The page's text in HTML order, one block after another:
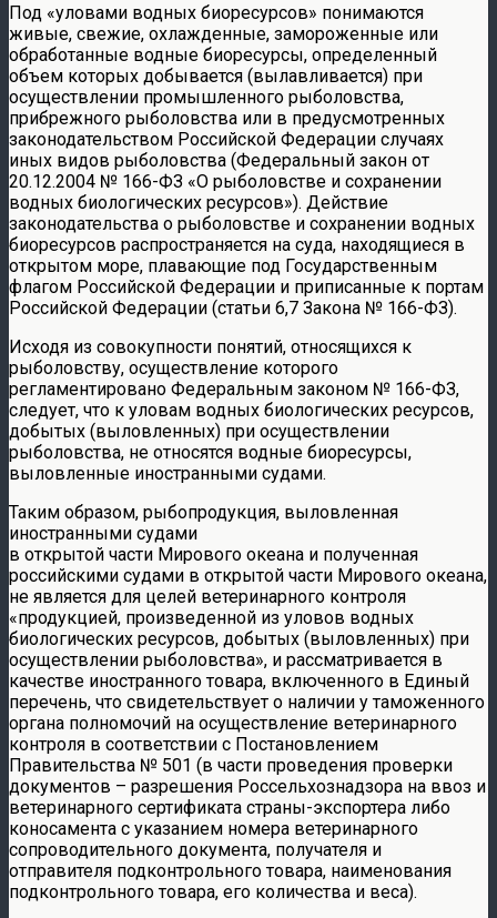
Под «уловами водных биоресурсов» понимаются
живые, свежие, охлажденные, замороженные или
обработанные водные биоресурсы, определенный
объем которых добывается (вылавливается) при
осуществлении промышленного рыболовства,
прибрежного рыболовства или в предусмотренных
законодательством Российской Федерации случаях
иных видов рыболовства (Федеральный закон от
20.12.2004 № 166-ФЗ «О рыболовстве и сохранении
водных биологических ресурсов»). Действие
законодательства о рыболовстве и сохранении водных
биоресурсов распространяется на суда, находящиеся в
открытом море, плавающие под Государственным
флагом Российской Федерации и приписанные к портам
Российской Федерации (статьи 6,7 Закона № 166-ФЗ).
Исходя из совокупности понятий, относящихся к
рыболовству, осуществление которого
регламентировано Федеральным законом № 166-ФЗ,
следует, что к уловам водных биологических ресурсов,
добытых (выловленных) при осуществлении
рыболовства, не относятся водные биоресурсы,
выловленные иностранными судами.
Таким образом, рыбопродукция, выловленная
иностранными судами
в открытой части Мирового океана и полученная
российскими судами в открытой части Мирового океана,
не является для целей ветеринарного контроля
«продукцией, произведенной из уловов водных
биологических ресурсов, добытых (выловленных) при
осуществлении рыболовства», и рассматривается в
качестве иностранного товара, включенного в Единый
перечень, что свидетельствует о наличии у таможенного
органа полномочий на осуществление ветеринарного
контроля в соответствии с Постановлением
Правительства № 501 (в части проведения проверки
документов – разрешения Россельхознадзора на ввоз и
ветеринарного сертификата страны-экспортера либо
коносамента с указанием номера ветеринарного
сопроводительного документа, получателя и
отправителя подконтрольного товара, наименования
подконтрольного товара, его количества и веса).